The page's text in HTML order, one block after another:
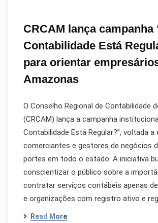
CRCAM lança campanha
Contabilidade Está
para orientar
Amazonas
O Conselho Regional de Contabilidade
(CRCAM) lança a campanha
Contabilidade Está Regular?”, voltada a
comerciantes e gestores de negócios
portes em todo o estado. A iniciativa
conscientizar o público sobre a
contratar serviços contábeis apenas
e organizações com registro ativo e
Read More